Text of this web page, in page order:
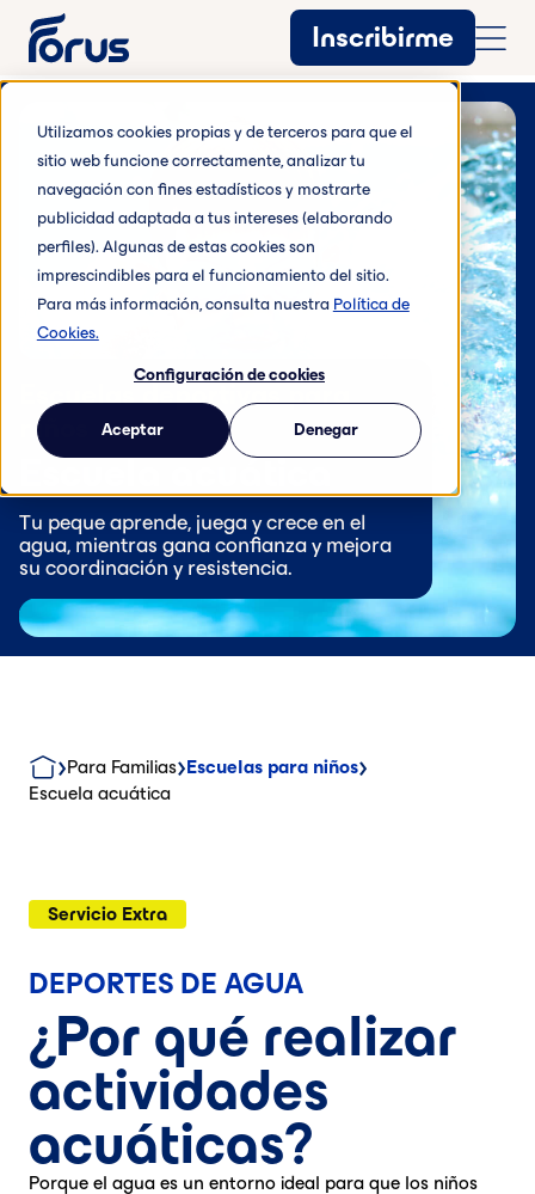
Utilizamos cookies propias y de terceros para que el
sitio web funcione correctamente, analizar tu
navegación con fines estadísticos y mostrarte
publicidad adaptada a tus intereses (elaborando
perfiles). Algunas de estas cookies son
imprescindibles para el funcionamiento del sitio.
Para más información, consulta nuestra Política de
Cookies.
Configuración de cookies
Aceptar Denegar
Inscribirme
Escuelas deportivas para
niños
Escuela acuática
Tu peque aprende, juega y crece en el
agua, mientras gana confianza y mejora
su coordinación y resistencia.
Para Familias Escuelas para niños
Escuela acuática
Servicio Extra
DEPORTES DE AGUA
¿Por qué realizar
actividades
acuáticas?
Porque el agua es un entorno ideal para que los niños